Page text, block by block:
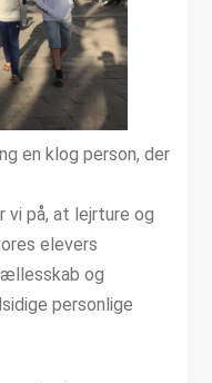
en klog person, der
vi på, at lejrture og
elevers
og
personlige